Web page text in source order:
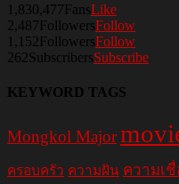
1,830,477FansLike
2,487FollowersFollow
1,152FollowersFollow
262SubscribersSubscribe
KEYWORD TAGS
Mongkol Major
ครอบครัว ความฝัน ความเชื่